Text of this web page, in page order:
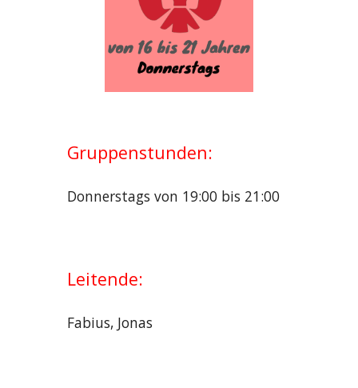
Gruppenstunden:
Donnerstags von 19:00 bis 21:00
Leitende:
Fabius, Jonas